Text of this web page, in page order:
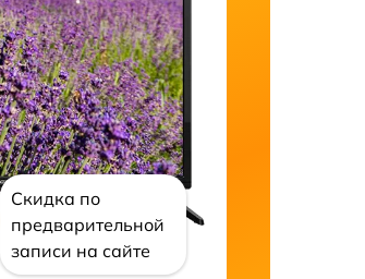
Скидка по
предварительной
записи на сайте